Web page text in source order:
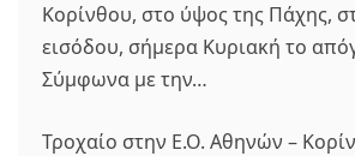
Κορίνθου, στο ύψος της Πάχης,
εισόδου, σήμερα Κυριακή το
Σύμφωνα με την…
Τροχαίο στην Ε.Ο. Αθηνών –